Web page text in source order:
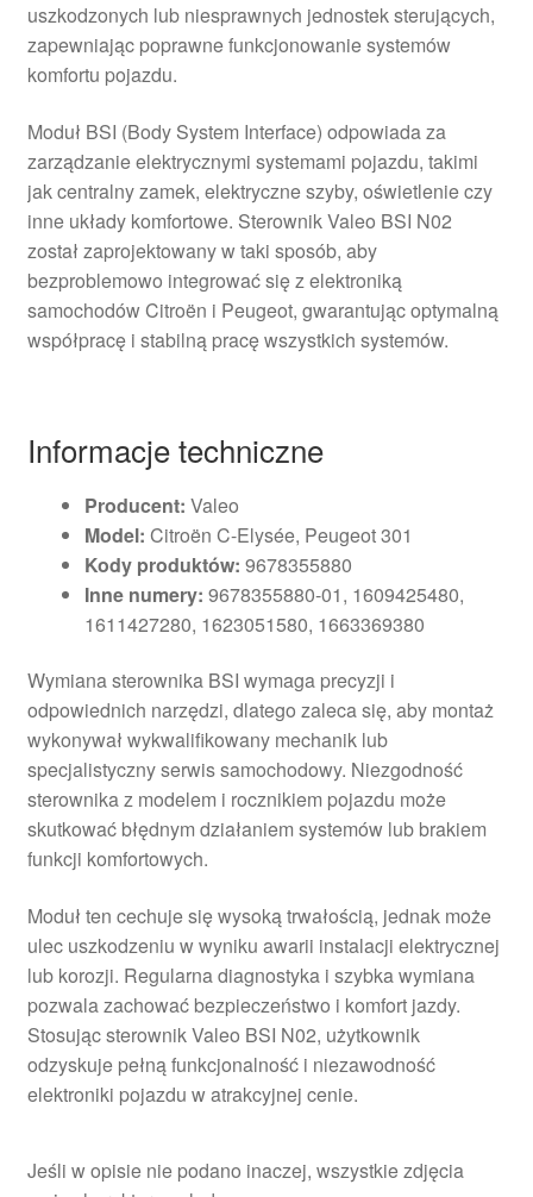
uszkodzonych lub niesprawnych jednostek sterujących,
zapewniając poprawne funkcjonowanie systemów
komfortu pojazdu.
Moduł BSI (Body System Interface) odpowiada za
zarządzanie elektrycznymi systemami pojazdu, takimi
jak centralny zamek, elektryczne szyby, oświetlenie czy
inne układy komfortowe. Sterownik Valeo BSI N02
został zaprojektowany w taki sposób, aby
bezproblemowo integrować się z elektroniką
samochodów Citroën i Peugeot, gwarantując optymalną
współpracę i stabilną pracę wszystkich systemów.
Informacje techniczne
Producent: Valeo
Model: Citroën C-Elysée, Peugeot 301
Kody produktów: 9678355880
Inne numery: 9678355880-01, 1609425480,
1611427280, 1623051580, 1663369380
Wymiana sterownika BSI wymaga precyzji i
odpowiednich narzędzi, dlatego zaleca się, aby montaż
wykonywał wykwalifikowany mechanik lub
specjalistyczny serwis samochodowy. Niezgodność
sterownika z modelem i rocznikiem pojazdu może
skutkować błędnym działaniem systemów lub brakiem
funkcji komfortowych.
Moduł ten cechuje się wysoką trwałością, jednak może
ulec uszkodzeniu w wyniku awarii instalacji elektrycznej
lub korozji. Regularna diagnostyka i szybka wymiana
pozwala zachować bezpieczeństwo i komfort jazdy.
Stosując sterownik Valeo BSI N02, użytkownik
odzyskuje pełną funkcjonalność i niezawodność
elektroniki pojazdu w atrakcyjnej cenie.
Jeśli w opisie nie podano inaczej, wszystkie zdjęcia